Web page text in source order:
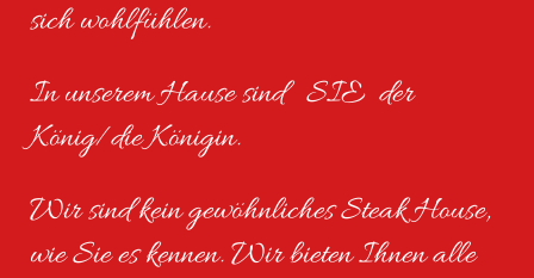
sich wohlfühlen.
In unserem Hause sind SIE der
König/die Königin.
Wir sind kein gewöhnliches Steak House,
wie Sie es kennen. Wir bieten Ihnen alle